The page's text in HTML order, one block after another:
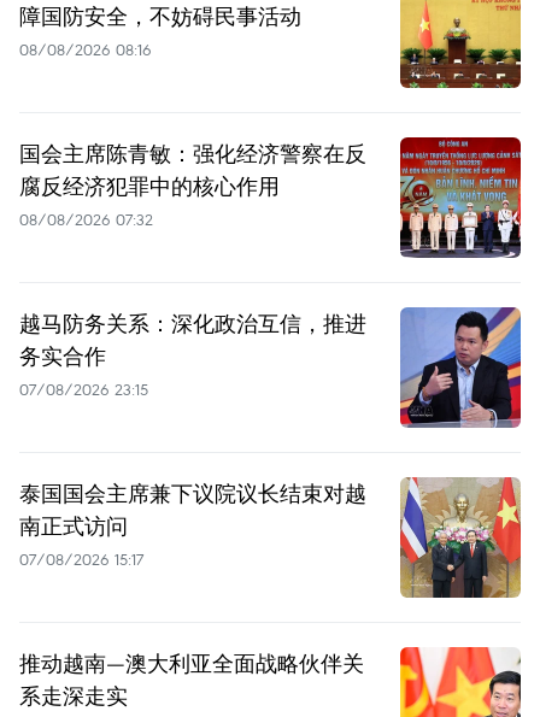
障国防安全，不妨碍民事活动
08/08/2026 08:16
国会主席陈青敏：强化经济警察在反
腐反经济犯罪中的核心作用
08/08/2026 07:32
越马防务关系：深化政治互信，推进
务实合作
07/08/2026 23:15
泰国国会主席兼下议院议长结束对越
南正式访问
07/08/2026 15:17
推动越南—澳大利亚全面战略伙伴关
系走深走实